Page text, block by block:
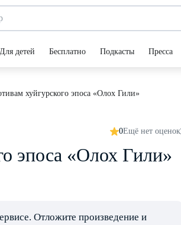
Для детей Бесплатно Подкасты Пресса
хуйгурского эпоса «Олох Гили»
0Ещё нет оценок
эпоса «Олох Гили»
Отложите произведение и